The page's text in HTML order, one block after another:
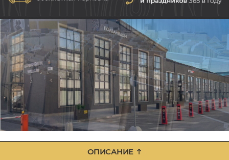
ОПИСАНИЕ